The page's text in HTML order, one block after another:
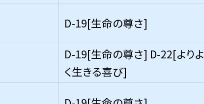
D-19[生命の尊さ]
D-19[生命の尊さ] D-22[よりよ
く生きる喜び]